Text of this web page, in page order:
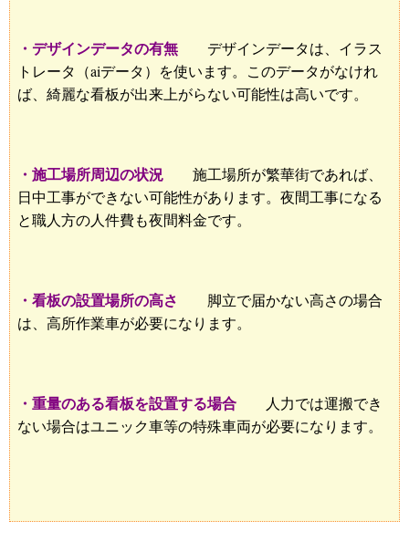
・デザインデータの有無 デザインデータは、イラス
トレータ（aiデータ）を使います。このデータがなけれ
ば、綺麗な看板が出来上がらない可能性は高いです。
・施工場所周辺の状況 施工場所が繁華街であれば、
日中工事ができない可能性があります。夜間工事になる
と職人方の人件費も夜間料金です。
・看板の設置場所の高さ 脚立で届かない高さの場合
は、高所作業車が必要になります。
・重量のある看板を設置する場合 人力では運搬でき
ない場合はユニック車等の特殊車両が必要になります。